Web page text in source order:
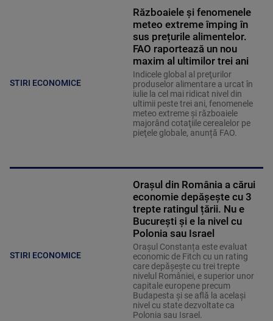
STIRI ECONOMICE
Războaiele și fenomenele
meteo extreme împing în
sus prețurile alimentelor.
FAO raportează un nou
maxim al ultimilor trei ani
Indicele global al preţurilor
produselor alimentare a urcat în
iulie la cel mai ridicat nivel din
ultimii peste trei ani, fenomenele
meteo extreme şi războaiele
majorând cotaţiile cerealelor pe
pieţele globale, anunță FAO.
STIRI ECONOMICE
Orașul din România a cărui
economie depășește cu 3
trepte ratingul țării. Nu e
București și e la nivel cu
Polonia sau Israel
Orașul Constanța este evaluat
economic de Fitch cu un rating
care depășește cu trei trepte
nivelul României, e superior unor
capitale europene precum
Budapesta și se află la același
nivel cu state dezvoltate ca
Polonia sau Israel.